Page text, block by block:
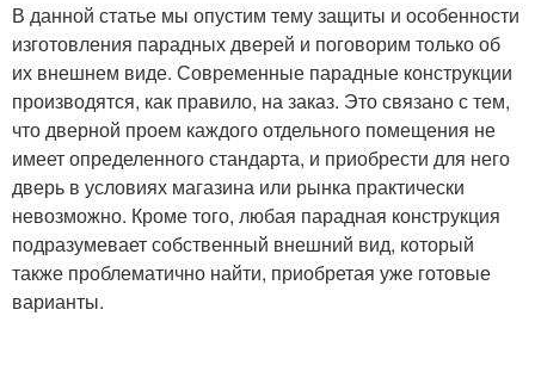
В данной статье мы опустим тему защиты и особенности
изготовления парадных дверей и поговорим только об
их внешнем виде. Современные парадные конструкции
производятся, как правило, на заказ. Это связано с тем,
что дверной проем каждого отдельного помещения не
имеет определенного стандарта, и приобрести для него
дверь в условиях магазина или рынка практически
невозможно. Кроме того, любая парадная конструкция
подразумевает собственный внешний вид, который
также проблематично найти, приобретая уже готовые
варианты.